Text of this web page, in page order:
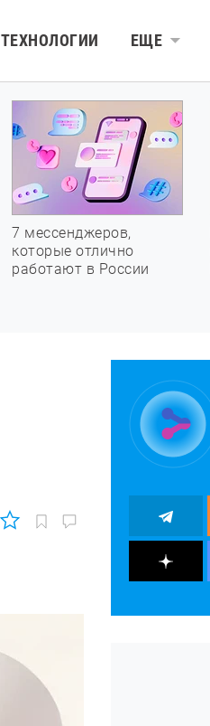
ТЕХНОЛОГИИ ЕЩЕ
7 мессенджеров,
которые отлично
работают в России